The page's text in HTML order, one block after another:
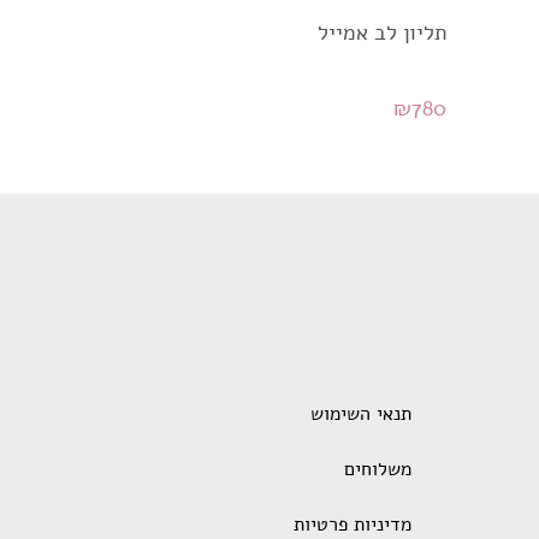
תליון לב אמייל
₪780
תנאי השימוש
משלוחים
מדיניות פרטיות